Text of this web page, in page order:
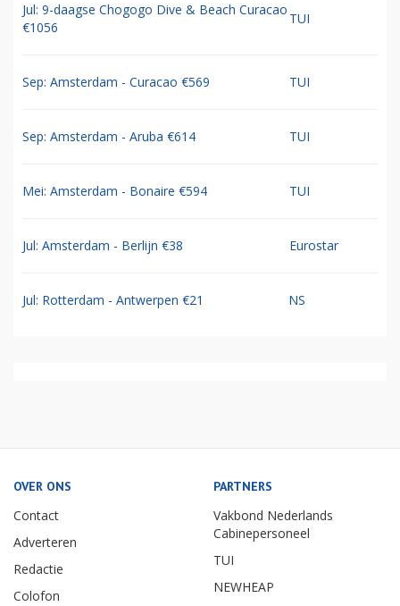
Jul: 9-daagse Chogogo Dive & Beach Curacao
€1056
TUI
Sep: Amsterdam - Curacao €569 TUI
Sep: Amsterdam - Aruba €614 TUI
Mei: Amsterdam - Bonaire €594 TUI
Jul: Amsterdam - Berlijn €38 Eurostar
Jul: Rotterdam - Antwerpen €21 NS
OVER ONS
Contact
Adverteren
Redactie
Colofon
PARTNERS
Vakbond Nederlands
Cabinepersoneel
TUI
NEWHEAP